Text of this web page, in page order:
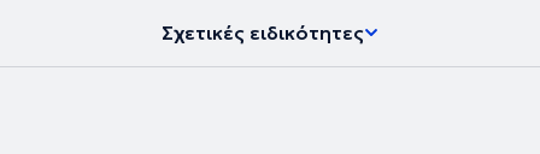
Σχετικές ειδικότητες